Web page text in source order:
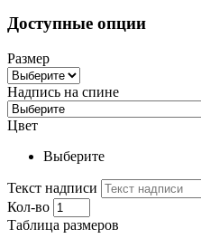
Доступные опции
Размер
Надпись на спине
Цвет
Выберите
Текст надписи
Кол-во
Таблица размеров